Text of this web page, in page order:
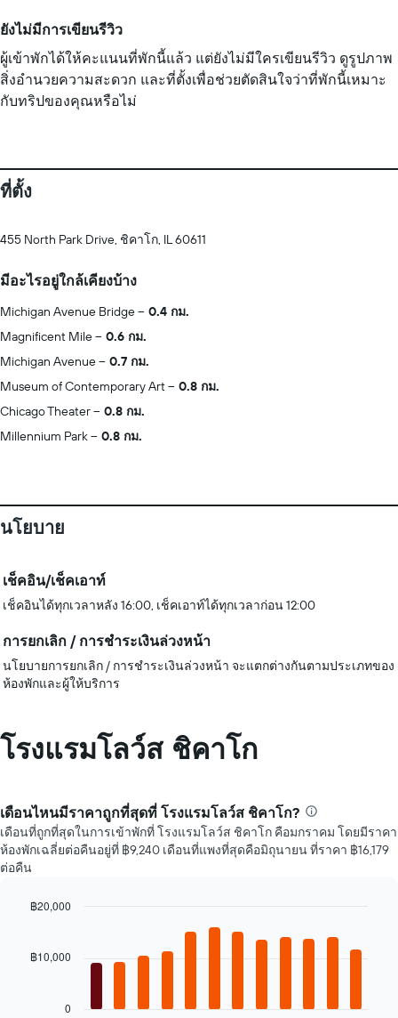
ยังไม่มีการเขียนรีวิว
ผู้เข้าพักได้ให้คะแนนที่พักนี้แล้ว แต่ยังไม่มีใครเขียนรีวิว ดูรูปภาพ
สิ่งอำนวยความสะดวก และที่ตั้งเพื่อช่วยตัดสินใจว่าที่พักนี้เหมาะ
กับทริปของคุณหรือไม่
ที่ตั้ง
455 North Park Drive, ชิคาโก, IL 60611
มีอะไรอยู่ใกล้เคียงบ้าง
Michigan Avenue Bridge
0.4 กม.
Magnificent Mile
0.6 กม.
Michigan Avenue
0.7 กม.
Museum of Contemporary Art
0.8 กม.
Chicago Theater
0.8 กม.
Millennium Park
0.8 กม.
นโยบาย
เช็คอิน/เช็คเอาท์
เช็คอินได้ทุกเวลาหลัง 16:00, เช็คเอาท์ได้ทุกเวลาก่อน 12:00
การยกเลิก / การชำระเงินล่วงหน้า
นโยบายการยกเลิก / การชำระเงินล่วงหน้า จะแตกต่างกันตามประเภทของ
ห้องพักและผู้ให้บริการ
โรงแรมโลว์ส ชิคาโก
เดือนไหนมีราคาถูกที่สุดที่ โรงแรมโลว์ส ชิคาโก?
เดือนที่ถูกที่สุดในการเข้าพักที่ โรงแรมโลว์ส ชิคาโก คือมกราคม โดยมีราคา
ห้องพักเฉลี่ยต่อคืนอยู่ที่ ฿9,240 เดือนที่แพงที่สุดคือมิถุนายน ที่ราคา ฿16,179
ต่อคืน
with
0
฿10,000
฿20,000